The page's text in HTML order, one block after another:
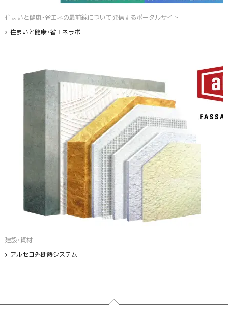
住まいと健康・省エネの最前線について発信するポータルサイト
住まいと健康・省エネラボ
建設・資材
アルセコ外断熱システム
フッター